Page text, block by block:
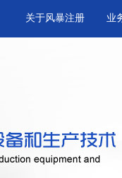
关于风暴注册 业